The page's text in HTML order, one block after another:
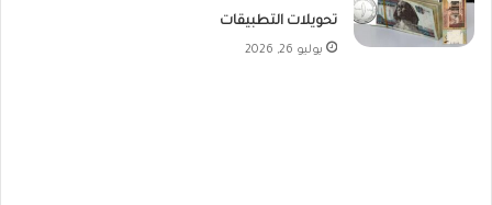
تحويلات التطبيقات
يوليو 26, 2026